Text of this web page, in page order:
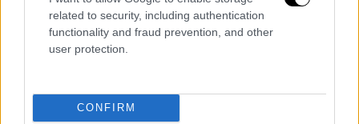
related to security, including authentication
functionality and fraud prevention, and other
user protection.
CONFIRM
γύρω από την Ανατολική Παλαιστίνη ήταν
άσχημα μολυσμένη για χιλιόμετρα.
Τα τοπικά μέσα ενημέρωσης περιέγραψαν
την ελεγχόμενη καύση, όπως ότι κάποια